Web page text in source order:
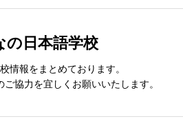
Language Dept
ミは投稿できません。
の日本語学校
情報をまとめております。
協力を宜しくお願いいたします。